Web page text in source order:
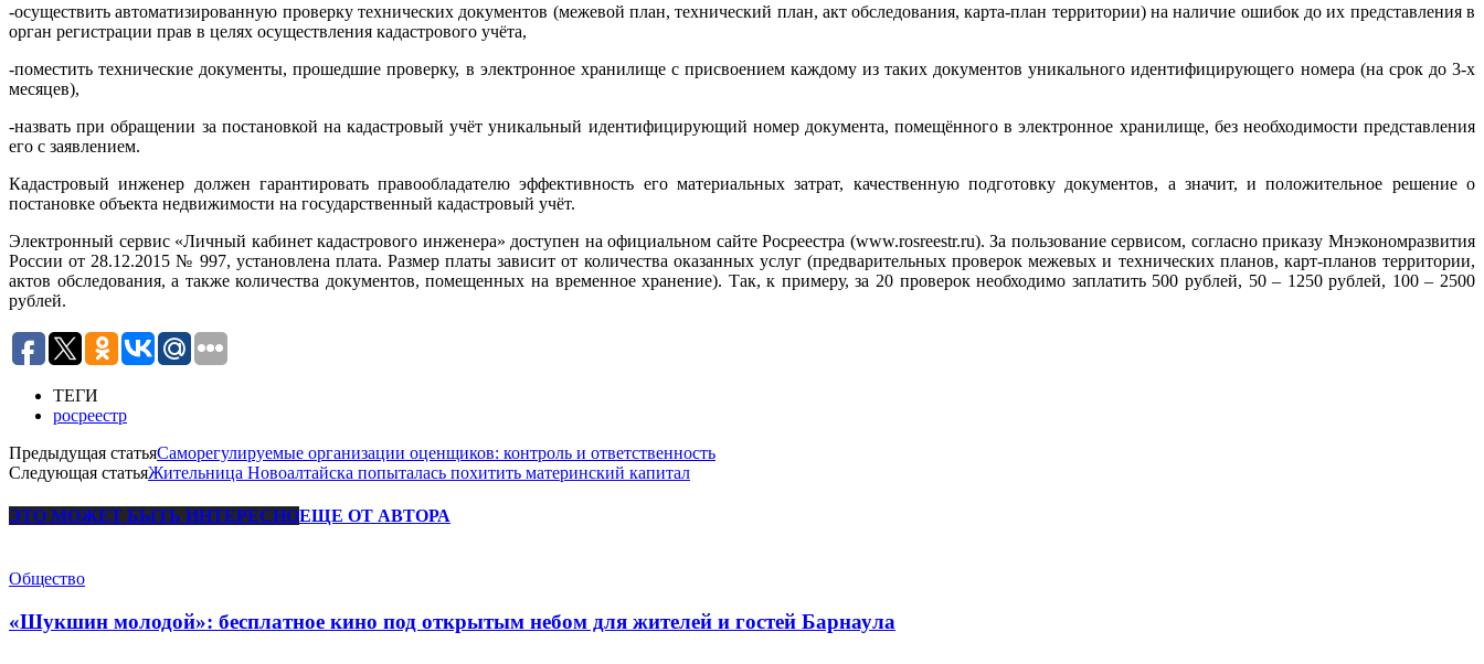
-осуществить автоматизированную проверку технических документов (межевой план, технический план, акт обследования, карта-план территории) на наличие ошибок до их представления в
орган регистрации прав в целях осуществления кадастрового учёта,
-поместить технические документы, прошедшие проверку, в электронное хранилище с присвоением каждому из таких документов уникального идентифицирующего номера (на срок до 3-х
месяцев),
-назвать при обращении за постановкой на кадастровый учёт уникальный идентифицирующий номер документа, помещённого в электронное хранилище, без необходимости представления
его с заявлением.
Кадастровый инженер должен гарантировать правообладателю эффективность его материальных затрат, качественную подготовку документов, а значит, и положительное решение о
постановке объекта недвижимости на государственный кадастровый учёт.
Электронный сервис «Личный кабинет кадастрового инженера» доступен на официальном сайте Росреестра (www.rosreestr.ru). За пользование сервисом, согласно приказу Мнэкономразвития
России от 28.12.2015 № 997, установлена плата. Размер платы зависит от количества оказанных услуг (предварительных проверок межевых и технических планов, карт-планов территории,
актов обследования, а также количества документов, помещенных на временное хранение). Так, к примеру, за 20 проверок необходимо заплатить 500 рублей, 50 – 1250 рублей, 100 – 2500
рублей.
ТЕГИ
росреестр
Предыдущая статьяСаморегулируемые организации оценщиков: контроль и ответственность
Следующая статьяЖительница Новоалтайска попыталась похитить материнский капитал
ЭТО МОЖЕТ БЫТЬ ИНТЕРЕСНОЕЩЕ ОТ АВТОРА
Общество
«Шукшин молодой»: бесплатное кино под открытым небом для жителей и гостей Барнаула